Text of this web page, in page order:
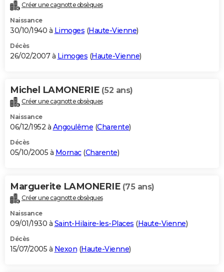
Créer une cagnotte obsèques
Naissance
30/10/1940 à Limoges (Haute-Vienne)
Décès
26/02/2007 à Limoges (Haute-Vienne)
Michel LAMONERIE (52 ans)
Créer une cagnotte obsèques
Naissance
06/12/1952 à Angoulême (Charente)
Décès
05/10/2005 à Mornac(Charente)
Marguerite LAMONERIE (75 ans)
Créer une cagnotte obsèques
Naissance
09/01/1930 à Saint-Hilaire-les-Places (Haute-Vienne)
Décès
15/07/2005 à Nexon (Haute-Vienne)